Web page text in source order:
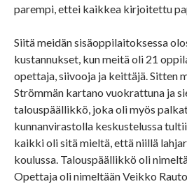
parempi, ettei kaikkea kirjoitettu
Siitä meidän sisäoppilaitoksessa
kustannukset, kun meitä oli 21
opettaja, siivooja ja keittäjä. Sitten
Strömmän kartano vuokrattuna ja
talouspäällikkö, joka oli myös
kunnanvirastolla keskustelussa
kaikki oli sitä mieltä, että niillä
koulussa. Talouspäällikkö oli
Opettaja oli nimeltään Veikko